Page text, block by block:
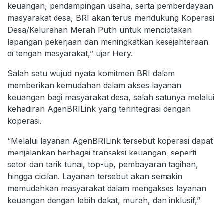
keuangan, pendampingan usaha, serta pemberdayaan
masyarakat desa, BRI akan terus mendukung Koperasi
Desa/Kelurahan Merah Putih untuk menciptakan
lapangan pekerjaan dan meningkatkan kesejahteraan
di tengah masyarakat,” ujar Hery.
Salah satu wujud nyata komitmen BRI dalam
memberikan kemudahan dalam akses layanan
keuangan bagi masyarakat desa, salah satunya melalui
kehadiran AgenBRILink yang terintegrasi dengan
koperasi.
“Melalui layanan AgenBRILink tersebut koperasi dapat
menjalankan berbagai transaksi keuangan, seperti
setor dan tarik tunai, top-up, pembayaran tagihan,
hingga cicilan. Layanan tersebut akan semakin
memudahkan masyarakat dalam mengakses layanan
keuangan dengan lebih dekat, murah, dan inklusif,”